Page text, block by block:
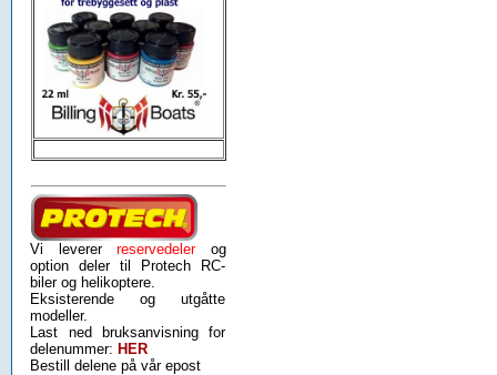
Vi levererreservedelerog
option deler til Protech RC-
biler og helikoptere.
Eksisterende og utgåtte
modeller.
Last ned bruksanvisning for
delenummer: HER
Bestill delene på vår epost